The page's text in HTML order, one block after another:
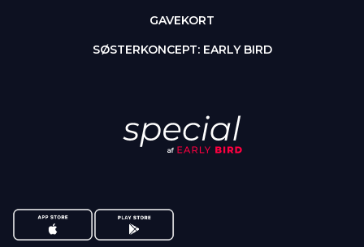
GAVEKORT
SØSTERKONCEPT: EARLY BIRD